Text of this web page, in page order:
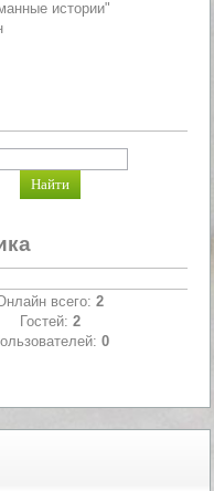
истории"
всего: 2
Гостей: 2
0